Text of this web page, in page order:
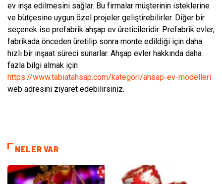
ev inşa edilmesini sağlar. Bu firmalar müşterinin isteklerine
ve bütçesine uygun özel projeler geliştirebilirler. Diğer bir
seçenek ise prefabrik ahşap ev üreticileridir. Prefabrik evler,
fabrikada önceden üretilip sonra monte edildiği için daha
hızlı bir inşaat süreci sunarlar. Ahşap evler hakkında daha
fazla bilgi almak için
https://www.tabiatahsap.com/kategori/ahsap-ev-modelleri
web adresini ziyaret edebilirsiniz.
NELER VAR